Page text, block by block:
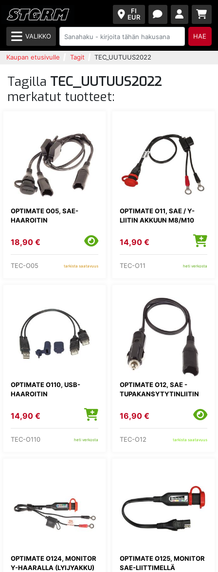
FI
EUR
VALIKKO HAE
Kaupan etusivulle Tagit TEC_UUTUUS2022
Tagilla TEC_UUTUUS2022
merkatut tuotteet:
OPTIMATE O05, SAE-
HAAROITIN
18,90 €
TEC-O05 tarkista saatavuus
OPTIMATE O11, SAE / Y-
LIITIN AKKUUN M8/M10
14,90 €
TEC-O11 heti verkosta
OPTIMATE O110, USB-
HAAROITIN
14,90 €
TEC-O110 heti verkosta
OPTIMATE O12, SAE -
TUPAKANSYTYTINLIITIN
16,90 €
TEC-O12 tarkista saatavuus
OPTIMATE O124, MONITOR
Y-HAARALLA (LYIJYAKKU)
OPTIMATE O125, MONITOR
SAE-LIITTIMELLÄ